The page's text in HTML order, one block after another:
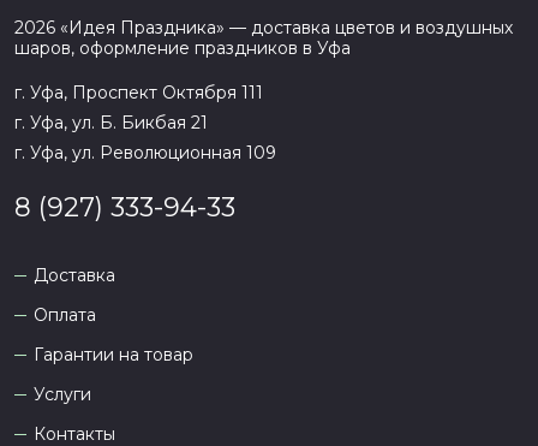
2026 «Идея Праздника» — доставка цветов и воздушных
шаров, оформление праздников в Уфа
г. Уфа, Проспект Октября 111
г. Уфа, ул. Б. Бикбая 21
г. Уфа, ул. Революционная 109
8 (927) 333-94-33
Доставка
Оплата
Гарантии на товар
Услуги
Контакты